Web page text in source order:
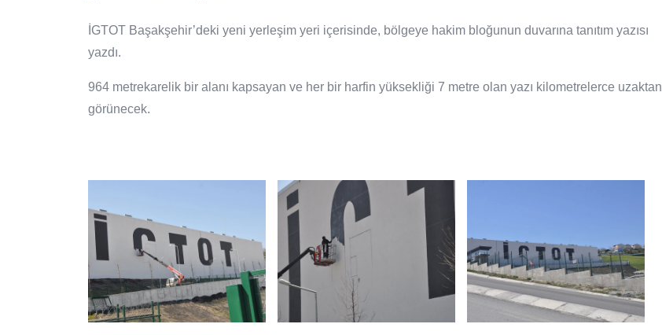
İGTOT Başakşehir’deki yeni yerleşim yeri içerisinde, bölgeye hakim bloğunun duvarına tanıtım yazısı
yazdı.
964 metrekarelik bir alanı kapsayan ve her bir harfin yüksekliği 7 metre olan yazı kilometrelerce uzaktan
görünecek.